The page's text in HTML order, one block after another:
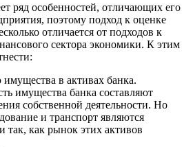
ряд особенностей, отличающих его
поэтому подход к оценке
отличается от подходов к
сектора экономики. К этим
в активах банка.
имущества банка составляют
собственной деятельности. Но
и транспорт являются
так, как рынок этих активов